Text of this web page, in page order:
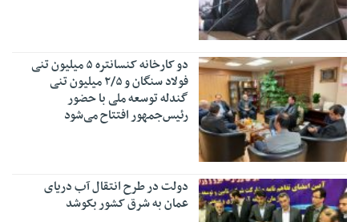
دو کارخانه کنسانتره ۵ میلیون تنی
فولاد سنگان و ۲/۵ میلیون تنی
گندله توسعه ملی با حضور
رئیس‌جمهور افتتاح می‌شود
دولت در طرح انتقال آب دریای
عمان به شرق کشور بکوشد